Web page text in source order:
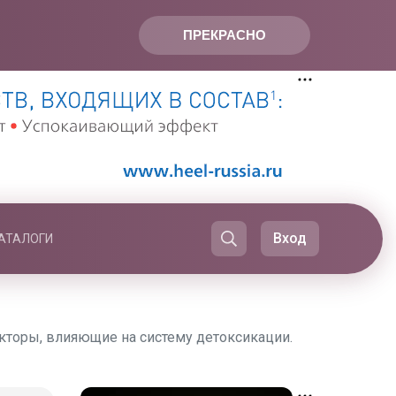
ПРЕКРАСНО
Вход
влияющие на систему детоксикации.